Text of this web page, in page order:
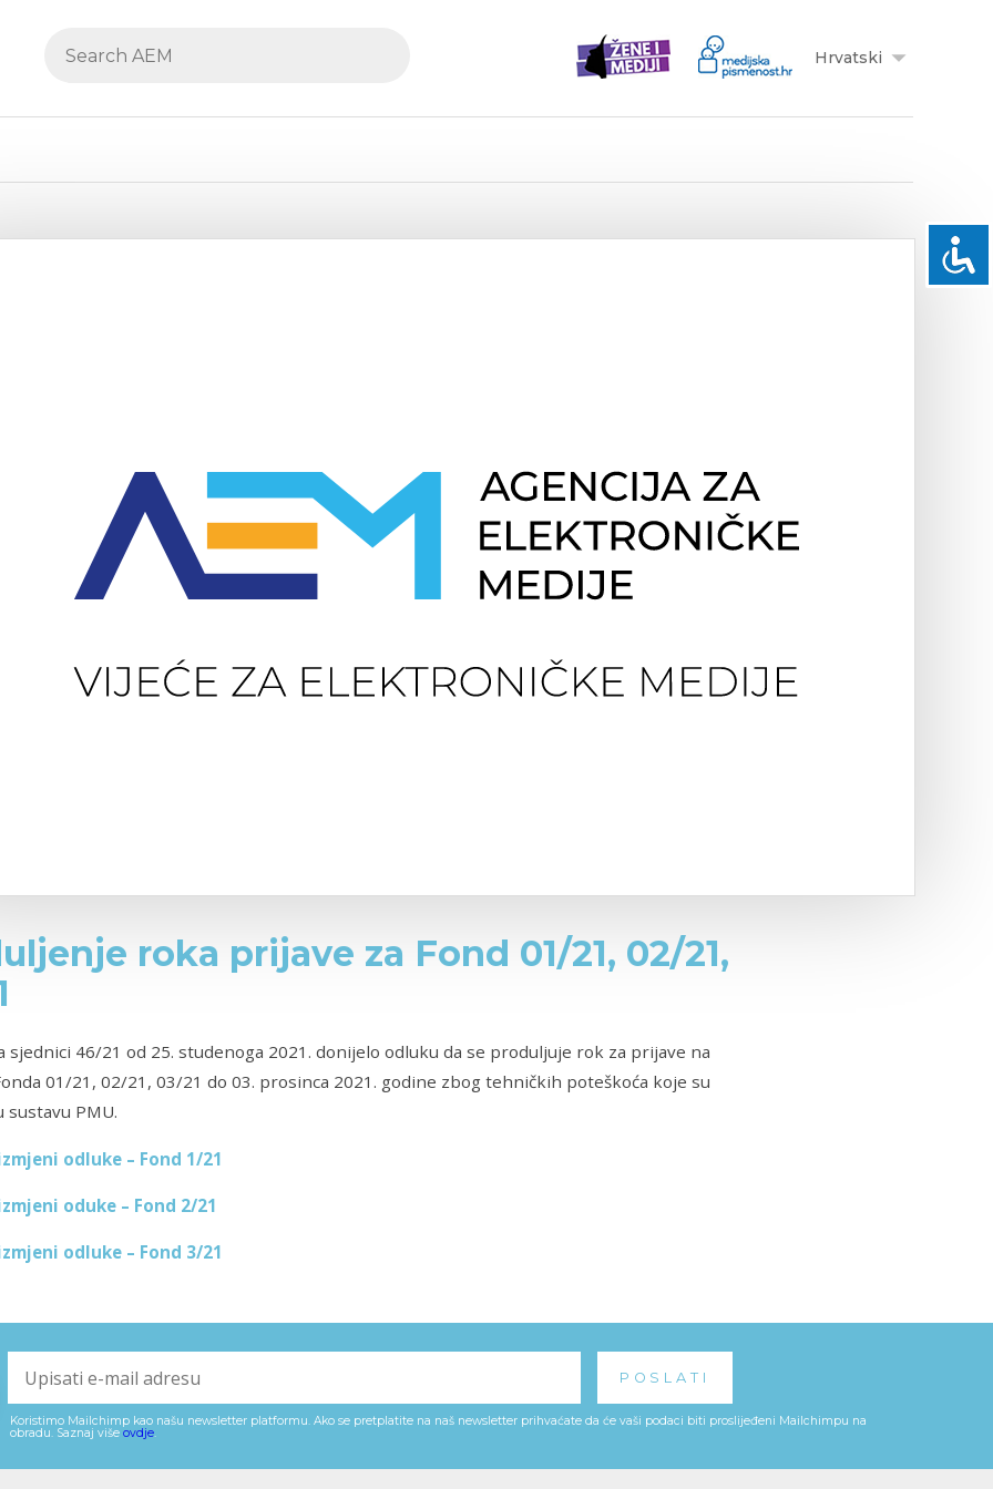
Hrvatski
roka prijave za Fond 01/21, 02/21,
sjednici 46/21 od 25. studenoga 2021. donijelo odluku da se produljuje rok za prijave na
01/21, 02/21, 03/21 do 03. prosinca 2021. godine zbog tehničkih poteškoća koje su
sustavu PMU.
odluke – Fond 1/21
oduke – Fond 2/21
odluke – Fond 3/21
Koristimo Mailchimp kao našu newsletter platformu. Ako se pretplatite na naš newsletter prihvaćate da će vaši podaci biti proslijeđeni Mailchimpu na
obradu. Saznaj više ovdje.